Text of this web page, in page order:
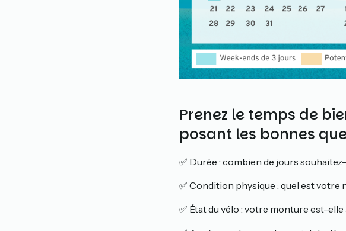
Prenez le temps de
posant les bonnes
✅ Durée : combien de jours
✅ Condition physique : quel est votre
✅ État du vélo : votre monture est-